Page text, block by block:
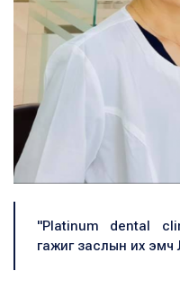
"Platinum dental
гажиг заслын их эмч